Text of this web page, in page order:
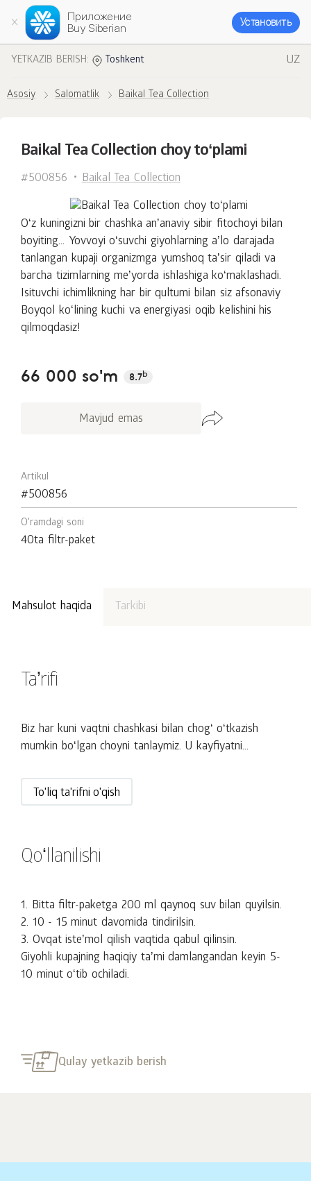
Приложение
Buy Siberian
Установить
YETKAZIB BERISH: Toshkent UZ
Asosiy Salomatlik Baikal Tea Collection
Baikal Tea Collection choy toʻplami
#500856 Baikal Tea Collection
Oʻz kuningizni bir chashka anʼanaviy sibir fitochoyi bilan
boyiting... Yovvoyi oʻsuvchi giyohlarning aʼlo darajada
tanlangan kupaji organizmga yumshoq taʼsir qiladi va
barcha tizimlarning meʼyorda ishlashiga koʻmaklashadi.
Isituvchi ichimlikning har bir qultumi bilan siz afsonaviy
Boyqol koʻlining kuchi va energiyasi oqib kelishini his
qilmoqdasiz!
66 000 so'm 8.7b
Mavjud emas
Artikul
#500856
O'ramdagi soni
40ta filtr-paket
Mahsulot haqida Tarkibi
Taʼrifi
Biz har kuni vaqtni chashkasi bilan chogʻ oʻtkazish
mumkin boʻlgan choyni tanlaymiz. U kayfiyatni...
To'liq ta'rifni o'qish
Qoʻllanilishi
1. Bitta filtr-paketga 200 ml qaynoq suv bilan quyilsin.
2. 10 - 15 minut davomida tindirilsin.
3. Ovqat isteʼmol qilish vaqtida qabul qilinsin.
Giyohli kupajning haqiqiy taʼmi damlangandan keyin 5-
10 minut oʻtib ochiladi.
Qulay yetkazib berish